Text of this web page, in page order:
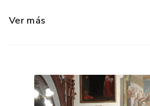
Ver más